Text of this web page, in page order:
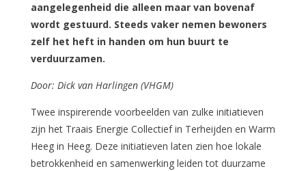
aangelegenheid die alleen maar van bovenaf
wordt gestuurd. Steeds vaker nemen bewoners
zelf het heft in handen om hun buurt te
verduurzamen.
Door: Dick van Harlingen (VHGM)
Twee inspirerende voorbeelden van zulke initiatieven
zijn het Traais Energie Collectief in Terheijden en Warm
Heeg in Heeg. Deze initiatieven laten zien hoe lokale
betrokkenheid en samenwerking leiden tot duurzame